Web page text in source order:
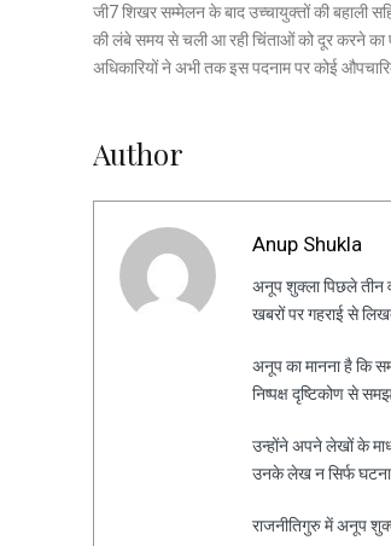
जी7 शिखर सम्मेलन के बाद उच्चायुक्तों की बहाली
की लंबे समय से चली आ रही चिंताओं को दूर करने का
अधिकारियों ने अभी तक इस पदनाम पर कोई
Author
Anup Shukla
अनूप शुक्ला पिछले तीन
खबरों पर गहराई से
अनूप का मानना है कि
निष्पक्ष दृष्टिकोण से
उन्होंने अपने लेखों के
उनके लेख न सिर्फ
राजनीतिगुरु में अनूप